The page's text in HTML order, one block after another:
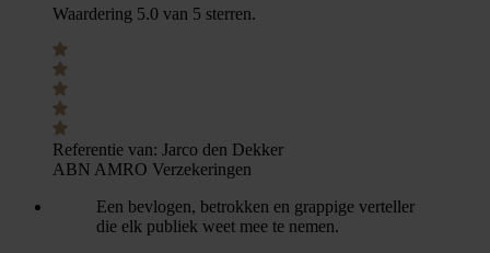
Waardering 5.0 van 5 sterren.
Referentie van: Jarco den Dekker
ABN AMRO Verzekeringen
Een bevlogen, betrokken en grappige verteller
die elk publiek weet mee te nemen.